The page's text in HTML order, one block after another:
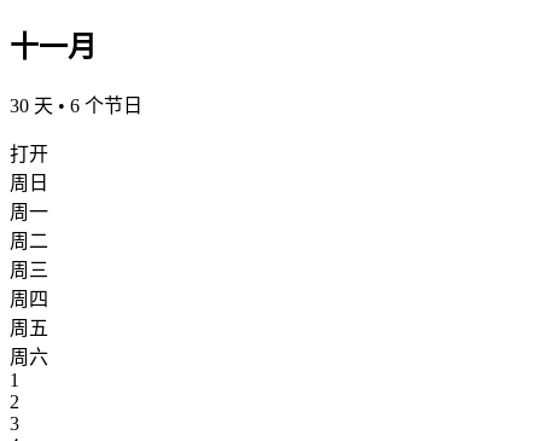
十一月
30 天 • 6 个节日
打开
周日
周一
周二
周三
周四
周五
周六
1
2
3